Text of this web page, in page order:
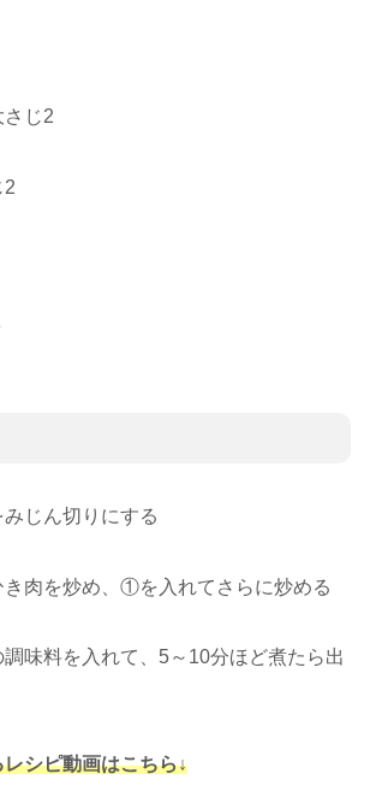
じ2
じん切りにする
肉を炒め、①を入れてさらに炒める
味料を入れて、5～10分ほど煮たら出
シピ動画はこちら↓